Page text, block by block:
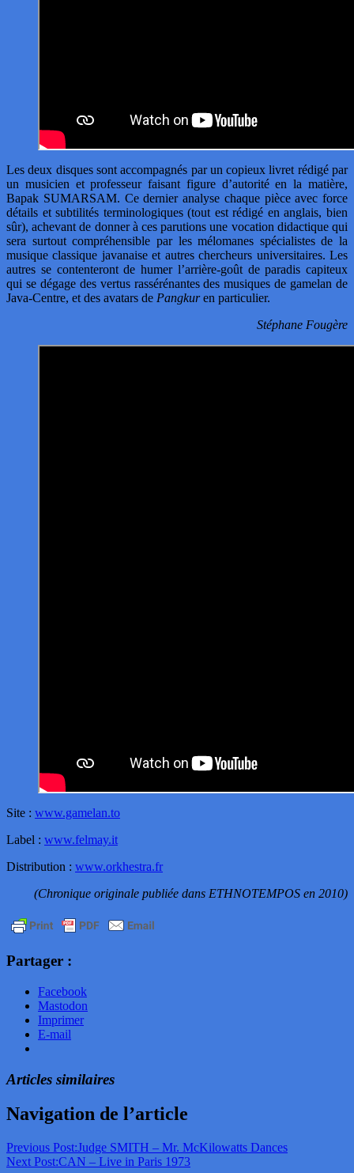
Les deux disques sont accompagnés par un copieux livret rédigé par
un musicien et professeur faisant figure d’autorité en la matière,
Bapak SUMARSAM. Ce dernier analyse chaque pièce avec force
détails et subtilités terminologiques (tout est rédigé en anglais, bien
sûr), achevant de donner à ces parutions une vocation didactique qui
sera surtout compréhensible par les mélomanes spécialistes de la
musique classique javanaise et autres chercheurs universitaires. Les
autres se contenteront de humer l’arrière-goût de paradis capiteux
qui se dégage des vertus rassérénantes des musiques de gamelan de
Java-Centre, et des avatars de Pangkuren particulier.
Stéphane Fougère
Site : www.gamelan.to
Label : www.felmay.it
Distribution : www.orkhestra.fr
(Chronique originale publiée dans ETHNOTEMPOS en 2010)
Partager :
Facebook
Mastodon
Imprimer
E-mail
Articles similaires
Navigation de l’article
Previous Post:Judge SMITH – Mr. McKilowatts Dances
Next Post:CAN – Live in Paris 1973